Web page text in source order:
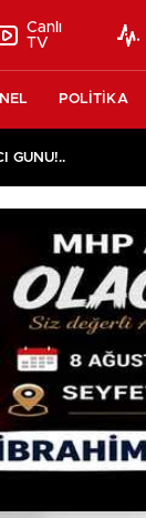
Canlı
TV
POLİTİKA
GÜNÜ!..